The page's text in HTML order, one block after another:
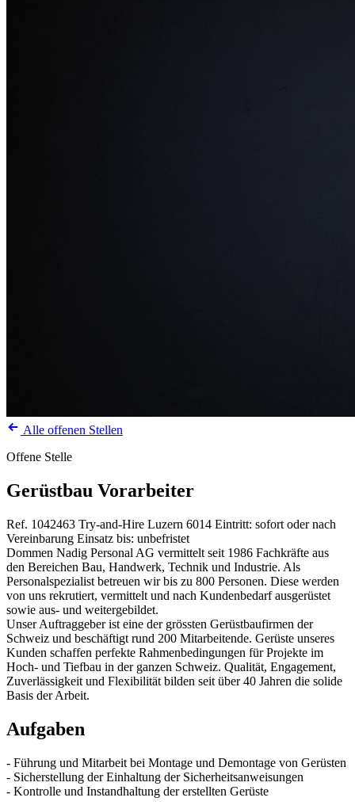
Alle offenen Stellen
Offene Stelle
Gerüstbau Vorarbeiter
Ref. 1042463 Try-and-Hire Luzern 6014 Eintritt: sofort oder nach
Vereinbarung Einsatz bis: unbefristet
Dommen Nadig Personal AG vermittelt seit 1986 Fachkräfte aus
den Bereichen Bau, Handwerk, Technik und Industrie. Als
Personalspezialist betreuen wir bis zu 800 Personen. Diese werden
von uns rekrutiert, vermittelt und nach Kundenbedarf ausgerüstet
sowie aus- und weitergebildet.
Unser Auftraggeber ist eine der grössten Gerüstbaufirmen der
Schweiz und beschäftigt rund 200 Mitarbeitende. Gerüste unseres
Kunden schaffen perfekte Rahmenbedingungen für Projekte im
Hoch- und Tiefbau in der ganzen Schweiz. Qualität, Engagement,
Zuverlässigkeit und Flexibilität bilden seit über 40 Jahren die solide
Basis der Arbeit.
Aufgaben
- Führung und Mitarbeit bei Montage und Demontage von Gerüsten
- Sicherstellung der Einhaltung der Sicherheitsanweisungen
- Kontrolle und Instandhaltung der erstellten Gerüste